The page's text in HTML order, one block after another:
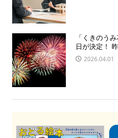
「くきのう
日が決定！
2026.04.01